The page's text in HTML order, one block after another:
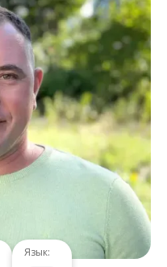
Язык: